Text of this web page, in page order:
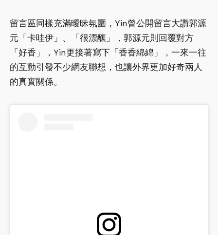
留言區同樣充滿曖昧氛圍，Yin曾公開留言大讚郭源
元「卡哇伊」、「很漂釀」，郭源元則回覆對方
「好香」，Yin更接著寫下「香香綿綿」，一來一往
的互動引發不少網友聯想，也讓外界更加好奇兩人
的真實關係。